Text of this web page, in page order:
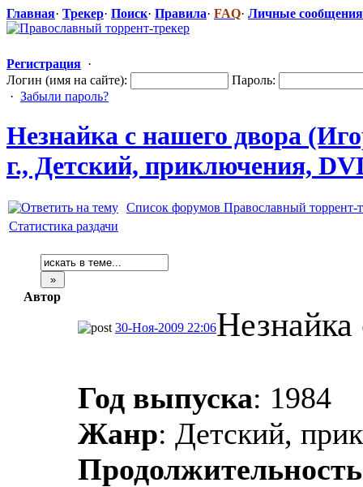
Главная· Трекер· Поиск· Правила· FAQ· Личные сообщения
Регистрация ·
Логин (имя на сайте):
Пароль:
· Забыли пароль?
Незнайка с нашего двора
г., Детский, приключения,
Список форумов Православный торрент-
Статистика раздачи
Автор
30-Ноя-2009 22:06
Год выпуска: 1984
Жанр: Детский,
Продолжительность